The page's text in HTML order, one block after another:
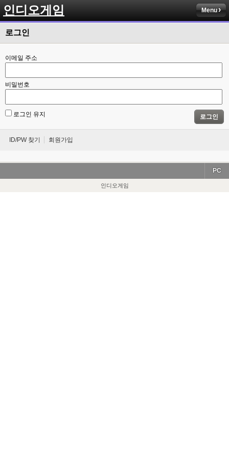
인디오게임 Menu
로그인
이메일 주소
비밀번호
로그인 유지 로그인
ID/PW 찾기 회원가입
PC
인디오게임